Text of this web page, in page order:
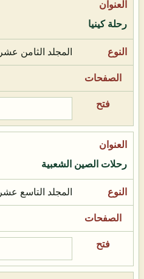
رحلة كينيا
المجلد الثامن عشر
رحلات الصين الشعبية
المجلد التاسع عشر